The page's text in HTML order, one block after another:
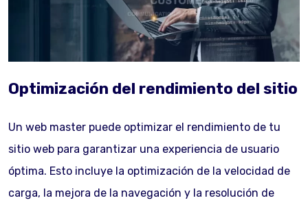
Optimización del rendimiento del sitio
Un web master puede optimizar el rendimiento de tu
sitio web para garantizar una experiencia de usuario
óptima. Esto incluye la optimización de la velocidad de
carga, la mejora de la navegación y la resolución de